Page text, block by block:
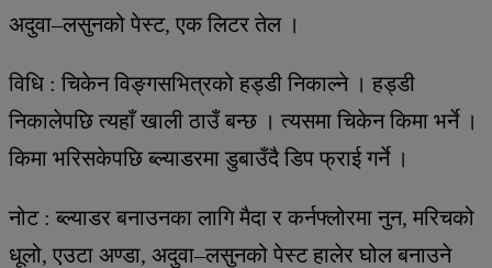
अदुवा–लसुनको पेस्ट, एक लिटर तेल ।
विधि : चिकेन विङ्गसभित्रको हड्डी निकाल्ने । हड्डी
निकालेपछि त्यहाँ खाली ठाउँ बन्छ । त्यसमा चिकेन किमा भर्ने ।
किमा भरिसकेपछि ब्ल्याडरमा डुबाउँदै डिप फ्राई गर्ने ।
नोट : ब्ल्याडर बनाउनका लागि मैदा र कर्नफ्लोरमा नुन, मरिचको
धूलो, एउटा अण्डा, अदुवा–लसुनको पेस्ट हालेर घोल बनाउने